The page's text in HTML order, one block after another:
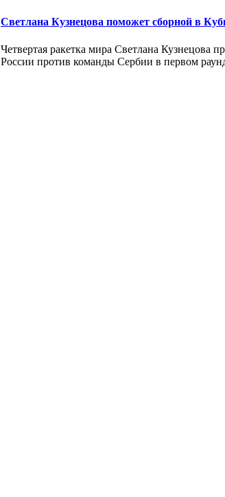
Светлана Кузнецова поможет сборной в
Четвертая ракетка мира Светлана Кузнецова
России против команды Сербии в первом